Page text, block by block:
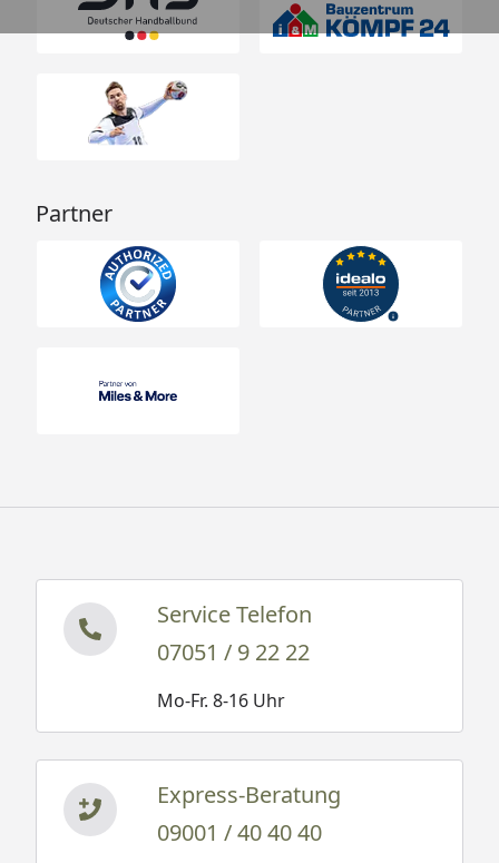
Partner
Service Telefon
07051 / 9 22 22
Mo-Fr. 8-16 Uhr
Express-Beratung
09001 / 40 40 40